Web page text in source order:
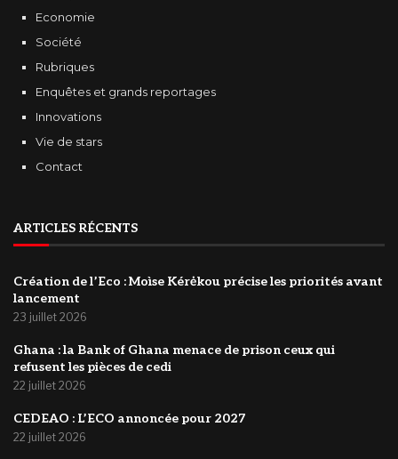
Economie
Société
Rubriques
Enquêtes et grands reportages
Innovations
Vie de stars
Contact
ARTICLES RÉCENTS
Création de l’Eco : Moìse Kérėkou précise les priorités avant
lancement
23 juillet 2026
‎Ghana : la Bank of Ghana menace de prison ceux qui
refusent les pièces de cedi
22 juillet 2026
‎CEDEAO : L’ECO annoncée pour 2027
22 juillet 2026